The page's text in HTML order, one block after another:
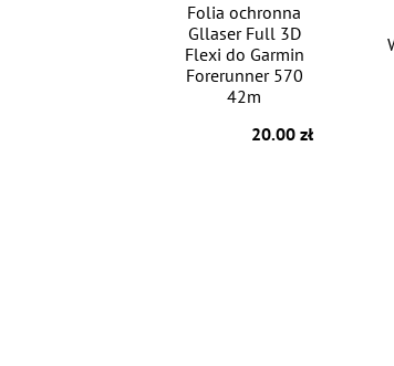
Folia ochronna
Gllaser Full 3D
Flexi do Garmin
Forerunner 570
42m
20.00 zł